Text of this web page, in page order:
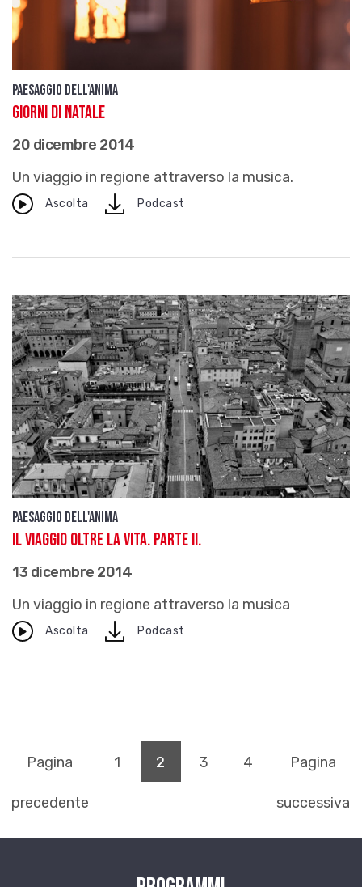
Paesaggio dell'anima
Giorni di Natale
20 dicembre 2014
Un viaggio in regione attraverso la musica.
Ascolta downloadPodcast
Paesaggio dell'anima
Il viaggio oltre la vita. Parte II.
13 dicembre 2014
Un viaggio in regione attraverso la musica
Ascolta downloadPodcast
Pagina
precedente
1 2 (pagina corrente)
3 4 Pagina
successiva